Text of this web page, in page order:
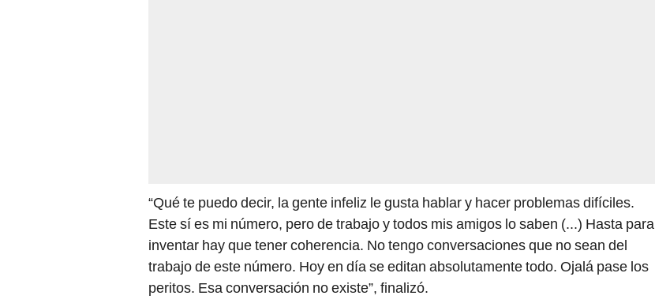
“Qué te puedo decir, la gente infeliz le gusta hablar y hacer problemas difíciles.
Este sí es mi número, pero de trabajo y todos mis amigos lo saben (...) Hasta para
inventar hay que tener coherencia. No tengo conversaciones que no sean del
trabajo de este número. Hoy en día se editan absolutamente todo. Ojalá pase los
peritos. Esa conversación no existe”, finalizó.